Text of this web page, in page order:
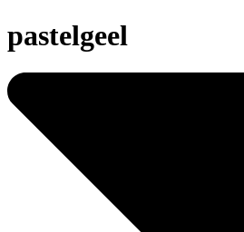
pastelgeel